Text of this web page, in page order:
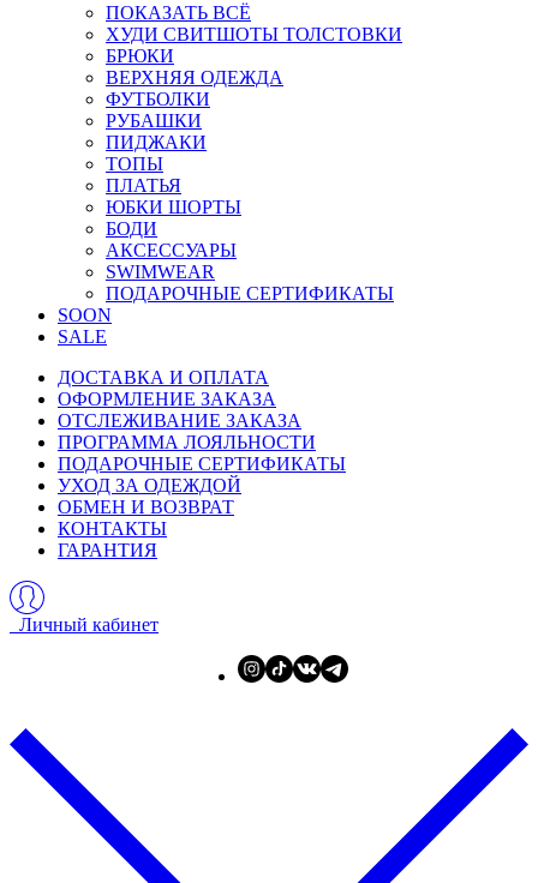
ПОКАЗАТЬ ВСЁ
ХУДИ СВИТШОТЫ ТОЛСТОВКИ
БРЮКИ
ВЕРХНЯЯ ОДЕЖДА
ФУТБОЛКИ
РУБАШКИ
ПИДЖАКИ
ТОПЫ
ПЛАТЬЯ
ЮБКИ ШОРТЫ
БОДИ
АКСЕССУАРЫ
SWIMWEAR
ПОДАРОЧНЫЕ СЕРТИФИКАТЫ
SOON
SALE
ДОСТАВКА И ОПЛАТА
ОФОРМЛЕНИЕ ЗАКАЗА
ОТСЛЕЖИВАНИЕ ЗАКАЗА
ПРОГРАММА ЛОЯЛЬНОСТИ
ПОДАРОЧНЫЕ СЕРТИФИКАТЫ
УХОД ЗА ОДЕЖДОЙ
ОБМЕН И ВОЗВРАТ
КОНТАКТЫ
ГАРАНТИЯ
Личный кабинет